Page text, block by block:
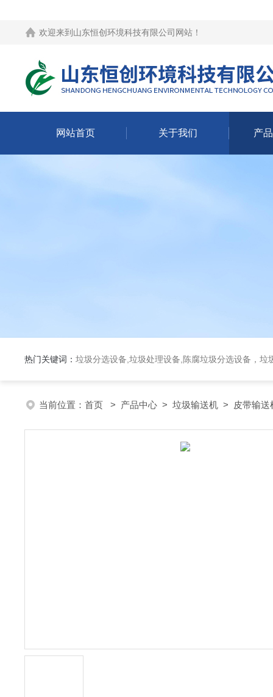
欢迎来到 山东恒创环境科技有限公司网站 ！
网站首页 关于我们 产
热门关键词： 垃圾分选设备,垃圾处理设备,陈腐垃圾分选设备，垃
当前位置： 首页 > 产品中心 > 垃圾输送机 > 皮带输送